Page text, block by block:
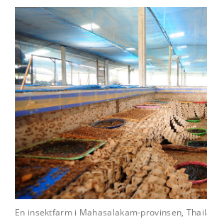
En insektfarm i Mahasalakam-provinsen,